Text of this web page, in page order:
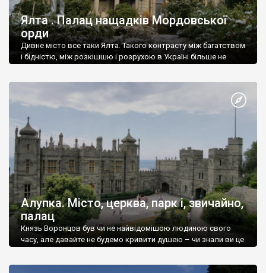
Ялта . Палац нащадків Мордовської
орди
Дивне місто все таки Ялта. Такого контрасту між багатством
і бідністю, між розкішшю і розрухою в Україні більше не
Алупка. Місто, церква, парк і, звичайно,
палац
Князь Воронцов був чи не найвідомішою людиною свого
часу, але давайте не будемо кривити душею – чи знали ви це